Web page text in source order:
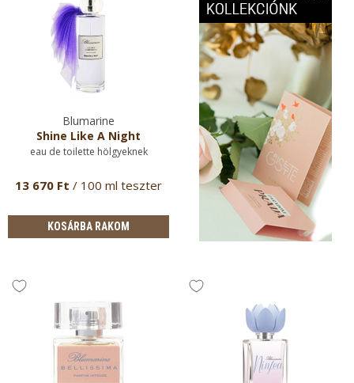
Blumarine
Shine Like A Night
eau de toilette hölgyeknek
13 670 Ft / 100 ml teszter
KOSÁRBA RAKOM